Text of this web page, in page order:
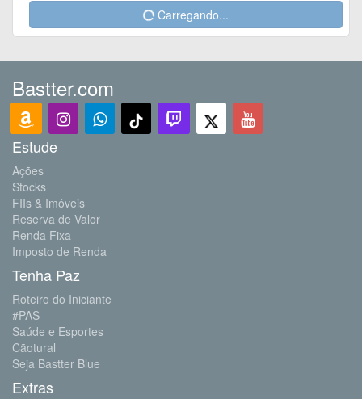
Carregando...
Bastter.com
Estude
Ações
Stocks
FIIs & Imóveis
Reserva de Valor
Renda Fixa
Imposto de Renda
Tenha Paz
Roteiro do Iniciante
#PAS
Saúde e Esportes
Cãotural
Seja Bastter Blue
Extras